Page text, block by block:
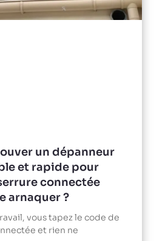
un dépanneur
et rapide pour
connectée
arnaquer ?
vous tapez le code de
et rien ne